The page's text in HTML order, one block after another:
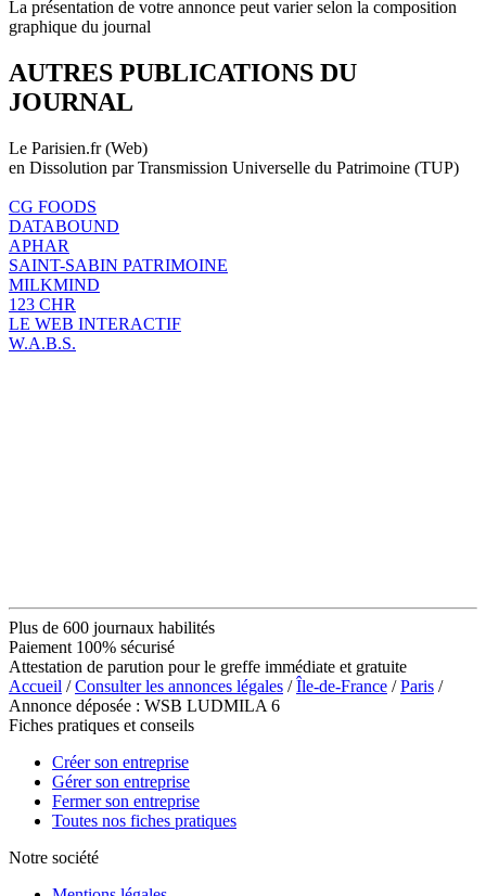
La présentation de votre annonce peut varier selon la composition
graphique du journal
AUTRES PUBLICATIONS DU
JOURNAL
Le Parisien.fr (Web)
en Dissolution par Transmission Universelle du Patrimoine (TUP)
CG FOODS
DATABOUND
APHAR
SAINT-SABIN PATRIMOINE
MILKMIND
123 CHR
LE WEB INTERACTIF
W.A.B.S.
Plus de 600 journaux habilités
Paiement 100% sécurisé
Attestation de parution pour le greffe immédiate et gratuite
Accueil /Consulter les annonces légales /Île-de-France /Paris /
Annonce déposée : WSB LUDMILA 6
Fiches pratiques et conseils
Créer son entreprise
Gérer son entreprise
Fermer son entreprise
Toutes nos fiches pratiques
Notre société